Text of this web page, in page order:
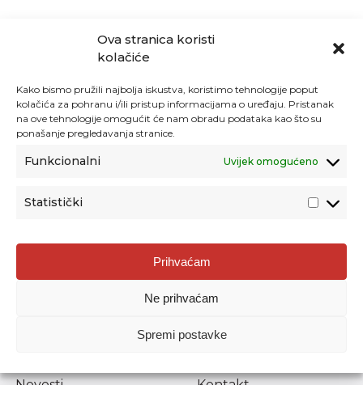
Ova stranica koristi
kolačiće
Kako bismo pružili najbolja iskustva, koristimo tehnologije poput
kolačića za pohranu i/ili pristup informacijama o uređaju. Pristanak
na ove tehnologije omogućit će nam obradu podataka kao što su
ponašanje pregledavanja stranice.
Funkcionalni Uvijek omogućeno
Statistički
Prihvaćam
Ne prihvaćam
Spremi postavke
Agencija za odgoj i obrazovanje
Donje Svetice 38, 10000 Zagreb
1778129
Prenošenje sadržaja dopušteno je uz navođenje izvora.
Novosti
Kontakt